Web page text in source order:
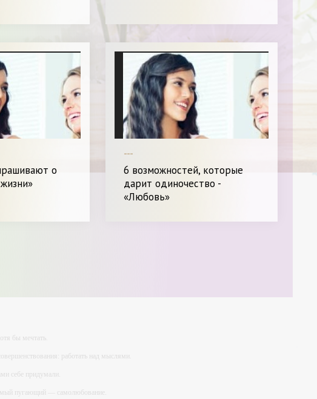
о
---
6 возможностей, которые
дарит одиночество -
«Любовь»
бы мечтать.
работать над мыслями.
себе придумали.
пугающий — самолюбование.